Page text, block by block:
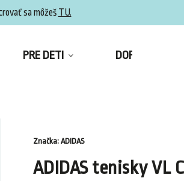
sa môžeš TU.
PRE DETI DOPLNKY
ADIDAS tenisky VL
Značka: ADIDAS